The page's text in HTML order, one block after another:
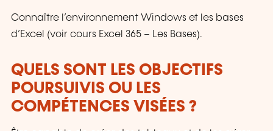
Connaître l’environnement Windows et les bases
d’Excel (voir cours Excel 365 – Les Bases).
QUELS SONT LES OBJECTIFS
POURSUIVIS OU LES
COMPÉTENCES VISÉES ?